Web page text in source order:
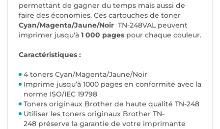
permettant de gagner du temps mais aussi de
faire des économies. Ces cartouches de toner
Cyan/Magenta/Jaune/Noir TN-248VAL peuvent
imprimer jusqu'à 1 000 pages pour chaque couleur.
Caractéristiques :
4 toners Cyan/Magenta/Jaune/Noir
Imprime jusqu’à 1000 pages en conformité avec la
norme ISO/IEC 19798
Toners originaux Brother de haute qualité TN-248
Utiliser les toners originaux Brother TN-
248 préserve la garantie de votre imprimante